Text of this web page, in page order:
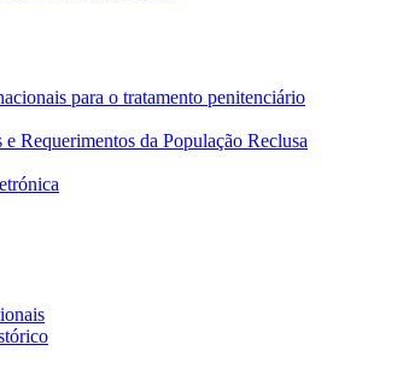
para o tratamento penitenciário
Requerimentos da População Reclusa